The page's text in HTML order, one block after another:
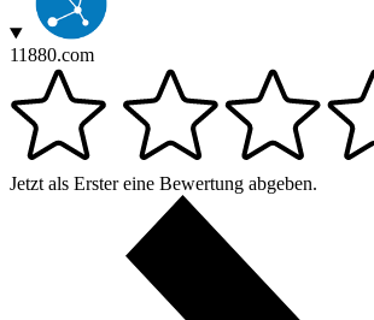
11880.com
Jetzt als Erster eine Bewertung abgeben.